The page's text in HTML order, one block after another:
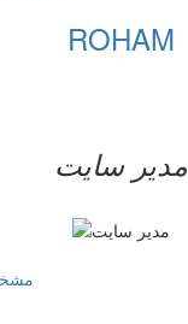
ROHAM
مدیر سایت